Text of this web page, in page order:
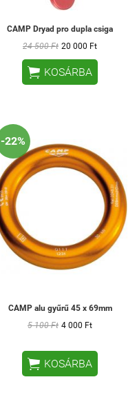
CAMP Dryad pro dupla csiga
24 500 Ft 20 000 Ft
 KOSÁRBA
-22%
CAMP alu gyűrű 45 x 69mm
5 100 Ft 4 000 Ft
 KOSÁRBA